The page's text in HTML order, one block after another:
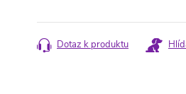
cena:
Dotaz k produktu